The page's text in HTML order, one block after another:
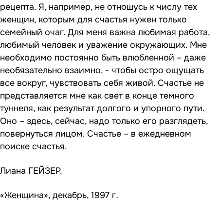
рецепта. Я, например, не отношусь к числу тех
женщин, которым для счастья нужен только
семейный очаг. Для меня важна любимая работа,
любимый человек и уважение окружающих. Мне
необходимо постоянно быть влюбленной – даже
необязательно взаимно, - чтобы остро ощущать
все вокруг, чувствовать себя живой. Счастье не
представляется мне как свет в конце темного
туннеля, как результат долгого и упорного пути.
Оно – здесь, сейчас, надо только его разглядеть,
повернуться лицом. Счастье – в ежедневном
поиске счастья.
Лиана ГЕЙЗЕР.
«Женщина», декабрь, 1997 г.